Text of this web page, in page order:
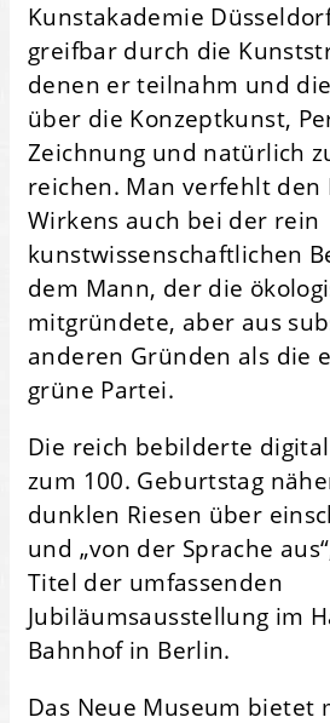
Kunstakademie
greifbar durch die
denen er teilnahm und
über die Konzeptkunst,
Zeichnung und natürlich
reichen. Man verfehlt den
Wirkens auch bei der rein
kunstwissenschaftlichen
dem Mann, der die
mitgründete, aber aus
anderen Gründen als die
grüne Partei.
Die reich bebilderte
zum 100. Geburtstag
dunklen Riesen über
und „von der Sprache
Titel der umfassenden
Jubiläumsausstellung im
Bahnhof in Berlin.
Das Neue Museum bietet